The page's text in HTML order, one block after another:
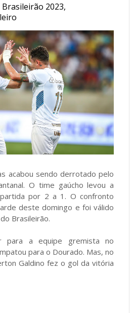
Brasileirão 2023,
acabou sendo derrotado pelo
O time gaúcho levou a
por 2 a 1. O confronto
deste domingo e foi válido
Brasileirão.
para a equipe gremista no
para o Dourado. Mas, no
Galdino fez o gol da vitória